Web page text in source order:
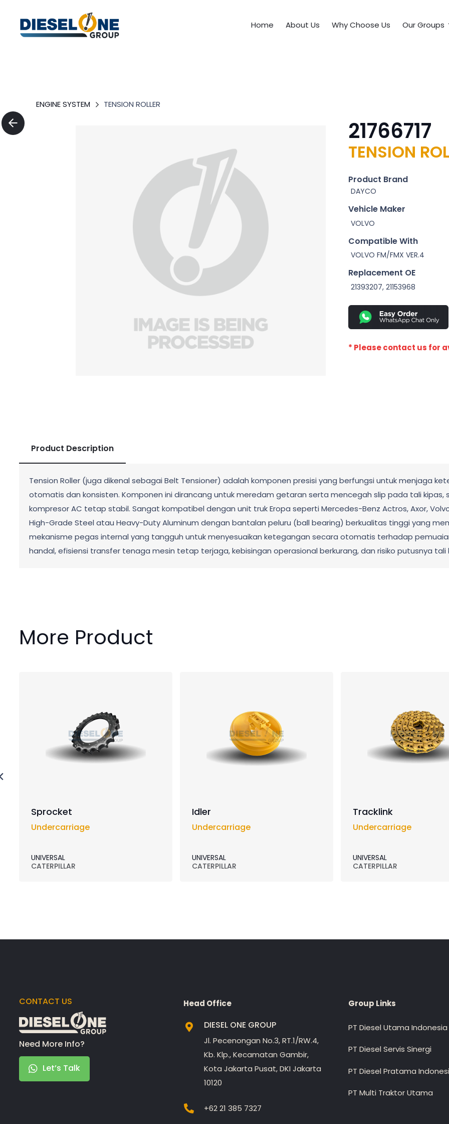
Home About Us Why Choose Us Our Groups
ENGINE SYSTEM TENSION ROLLER
21766717
TENSION
Product Brand
DAYCO
Vehicle Maker
VOLVO
Compatible With
VOLVO FM/FMX VER.4
Replacement OE
21393207, 21153968
* Please contact us for
Product Description
Tension Roller (juga dikenal sebagai Belt Tensioner) adalah komponen presisi yang berfungsi untuk menjaga
otomatis dan konsisten. Komponen ini dirancang untuk meredam getaran serta mencegah slip pada tali
kompresor AC tetap stabil. Sangat kompatibel dengan unit truk Eropa seperti Mercedes-Benz Actros, Axor,
High-Grade Steel atau Heavy-Duty Aluminum dengan bantalan peluru (ball bearing) berkualitas tinggi yang
mekanisme pegas internal yang tangguh untuk menyesuaikan ketegangan secara otomatis terhadap
handal, efisiensi transfer tenaga mesin tetap terjaga, kebisingan operasional berkurang, dan risiko putusnya
More Product
Sprocket
Undercarriage
UNIVERSAL
CATERPILLAR
Idler
Undercarriage
UNIVERSAL
CATERPILLAR
Tracklink
Undercarriage
UNIVERSAL
CATERPILLAR
CONTACT US
Need More Info?
Let’s Talk
Head Office
DIESEL ONE GROUP
Jl. Pecenongan No.3, RT.1/RW.4,
Kb. Klp., Kecamatan Gambir,
Kota Jakarta Pusat, DKI Jakarta
10120
+62 21 385 7327
Group Links
PT Diesel Utama Indonesia
PT Diesel Servis Sinergi
PT Diesel Pratama
PT Multi Traktor Utama